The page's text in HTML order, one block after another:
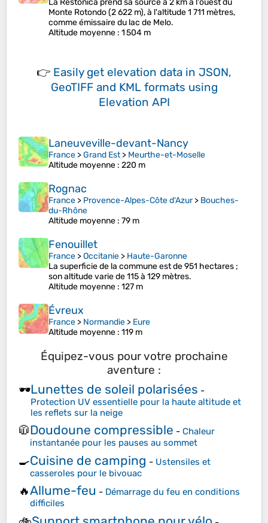
La Restonica prend sa source à 2 km à l'ouest du
Monte Rotondo (2 622 m), à l'altitude 1 711 mètres,
comme émissaire du lac de Melo.
Altitude moyenne : 1 504 m
👉 Easily get elevation data in JSON,
GeoTIFF and KML formats using
Elevation API
Laneuveville-devant-Nancy
France >Grand Est> Meurthe-et-Moselle
Altitude moyenne : 220 m
Rognac
France > Provence-Alpes-Côte d'Azur> Bouches-
du-Rhône
Altitude moyenne : 79 m
Fenouillet
France >Occitanie > Haute-Garonne
La superficie de la commune est de 951 hectares ;
son altitude varie de 115 à 129 mètres.
Altitude moyenne : 127 m
Évreux
France > Normandie > Eure
Altitude moyenne : 119 m
Équipez-vous pour votre prochaine
aventure :
🕶️Lunettes de soleil polarisées -
Protection UV essentielle pour la haute altitude et
les reflets sur la neige
🧥Doudoune compressible - Chaleur
instantanée pour les pauses au sommet
🍳Cuisine de camping - Ustensiles et
casseroles pour le bivouac
🔥Allume-feu - Démarrage du feu en conditions
difficiles